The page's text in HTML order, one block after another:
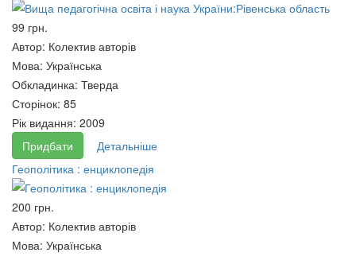
63 грн.
99 грн.
Автор: Колектив авторів
Мова: Українська
Обкладинка: Тверда
Сторінок: 85
Рік видання: 2009
Придбати
Детальніше
Геополітика : енциклопедія
200 грн.
Автор: Колектив авторів
Мова: Українська